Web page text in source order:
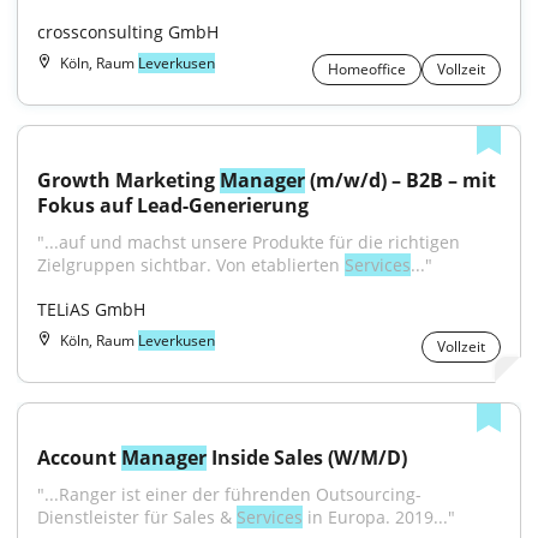
crossconsulting GmbH
Köln, Raum Leverkusen Homeoffice Vollzeit
Growth Marketing Manager (m/w/d) – B2B – mit
Fokus auf Lead-Generierung
"...auf und machst unsere Produkte für die richtigen
Zielgruppen sichtbar. Von etablierten Services..."
TELiAS GmbH
Köln, Raum Leverkusen Vollzeit
Account Manager Inside Sales (W/M/D)
"...Ranger ist einer der führenden Outsourcing-
Dienstleister für Sales & Services in Europa. 2019..."